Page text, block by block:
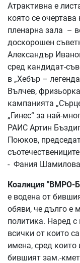
Атрактивна е
която се
пленарна зала –
доскорошен
Александър
сред кандидат-
в „Хебър –
Вълчев,
кампанията
„Гинес“ за най-
РАИС Артин
Поюков,
- Фания
Коалиция
е водена от
обяви, че дълго е
политика. Наред с
всички от които
имена, сред които
бившият зам.-